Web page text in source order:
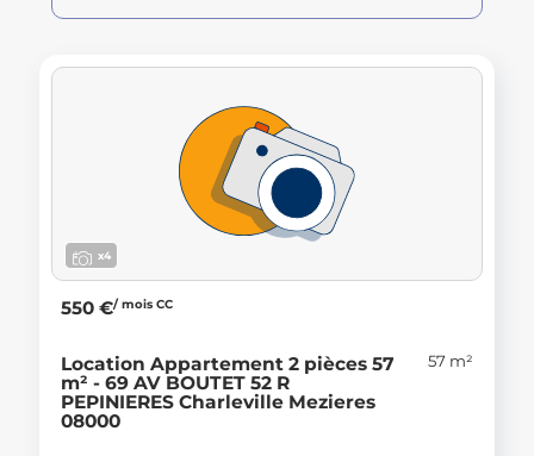
x4
550 €/ mois CC
Location Appartement 2 pièces 57
m² - 69 AV BOUTET 52 R
PEPINIERES Charleville Mezieres
08000
57 m²